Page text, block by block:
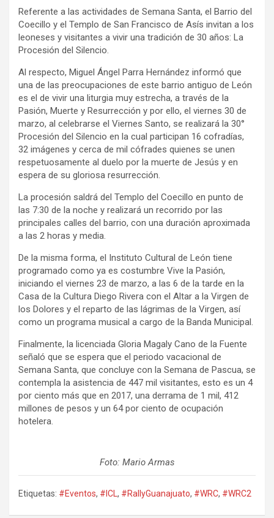
Referente a las actividades de Semana Santa, el Barrio del
Coecillo y el Templo de San Francisco de Asís invitan a los
leoneses y visitantes a vivir una tradición de 30 años: La
Procesión del Silencio.
Al respecto, Miguel Ángel Parra Hernández informó que
una de las preocupaciones de este barrio antiguo de León
es el de vivir una liturgia muy estrecha, a través de la
Pasión, Muerte y Resurrección y por ello, el viernes 30 de
marzo, al celebrarse el Viernes Santo, se realizará la 30°
Procesión del Silencio en la cual participan 16 cofradías,
32 imágenes y cerca de mil cófrades quienes se unen
respetuosamente al duelo por la muerte de Jesús y en
espera de su gloriosa resurrección.
La procesión saldrá del Templo del Coecillo en punto de
las 7:30 de la noche y realizará un recorrido por las
principales calles del barrio, con una duración aproximada
a las 2 horas y media.
De la misma forma, el Instituto Cultural de León tiene
programado como ya es costumbre Vive la Pasión,
iniciando el viernes 23 de marzo, a las 6 de la tarde en la
Casa de la Cultura Diego Rivera con el Altar a la Virgen de
los Dolores y el reparto de las lágrimas de la Virgen, así
como un programa musical a cargo de la Banda Municipal.
Finalmente, la licenciada Gloria Magaly Cano de la Fuente
señaló que se espera que el periodo vacacional de
Semana Santa, que concluye con la Semana de Pascua, se
contempla la asistencia de 447 mil visitantes, esto es un 4
por ciento más que en 2017, una derrama de 1 mil, 412
millones de pesos y un 64 por ciento de ocupación
hotelera.
Foto: Mario Armas
Etiquetas: #Eventos, #ICL, #RallyGuanajuato, #WRC, #WRC2